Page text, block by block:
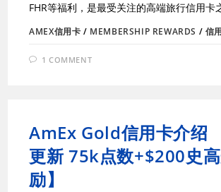
FHR等福利，是最受关注的高端旅行信用卡
AMEX信用卡 / MEMBERSHIP REWARDS / 信
1 COMMENT
AmEx Gold信用卡介绍
更新 75k点数+$200史
励】